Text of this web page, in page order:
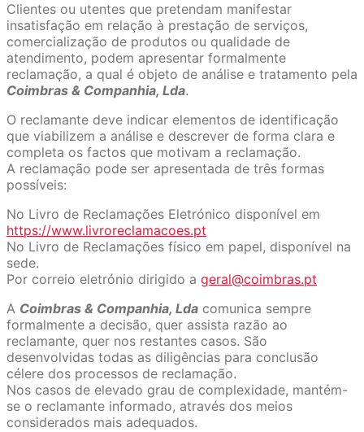
Clientes ou utentes que pretendam manifestar
insatisfação em relação à prestação de serviços,
comercialização de produtos ou qualidade de
atendimento, podem apresentar formalmente
reclamação, a qual é objeto de análise e tratamento pela
Coimbras & Companhia, Lda.
O reclamante deve indicar elementos de identificação
que viabilizem a análise e descrever de forma clara e
completa os factos que motivam a reclamação.
A reclamação pode ser apresentada de três formas
possíveis:
No Livro de Reclamações Eletrónico disponível em
https://www.livroreclamacoes.pt
No Livro de Reclamações físico em papel, disponível na
sede.
Por correio eletrónio dirigido a geral@coimbras.pt
A Coimbras & Companhia, Lda comunica sempre
formalmente a decisão, quer assista razão ao
reclamante, quer nos restantes casos. São
desenvolvidas todas as diligências para conclusão
célere dos processos de reclamação.
Nos casos de elevado grau de complexidade, mantém-
se o reclamante informado, através dos meios
considerados mais adequados.